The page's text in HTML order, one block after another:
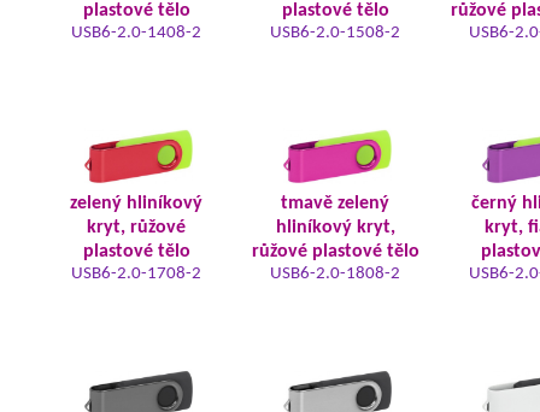
plastové tělo
USB6-2.0-1408-2
plastové tělo
USB6-2.0-1508-2
růžové
USB6-
zelený hliníkový
kryt, růžové
plastové tělo
USB6-2.0-1708-2
tmavě zelený
hliníkový kryt,
růžové plastové tělo
USB6-2.0-1808-2
černý
kryt,
USB6-